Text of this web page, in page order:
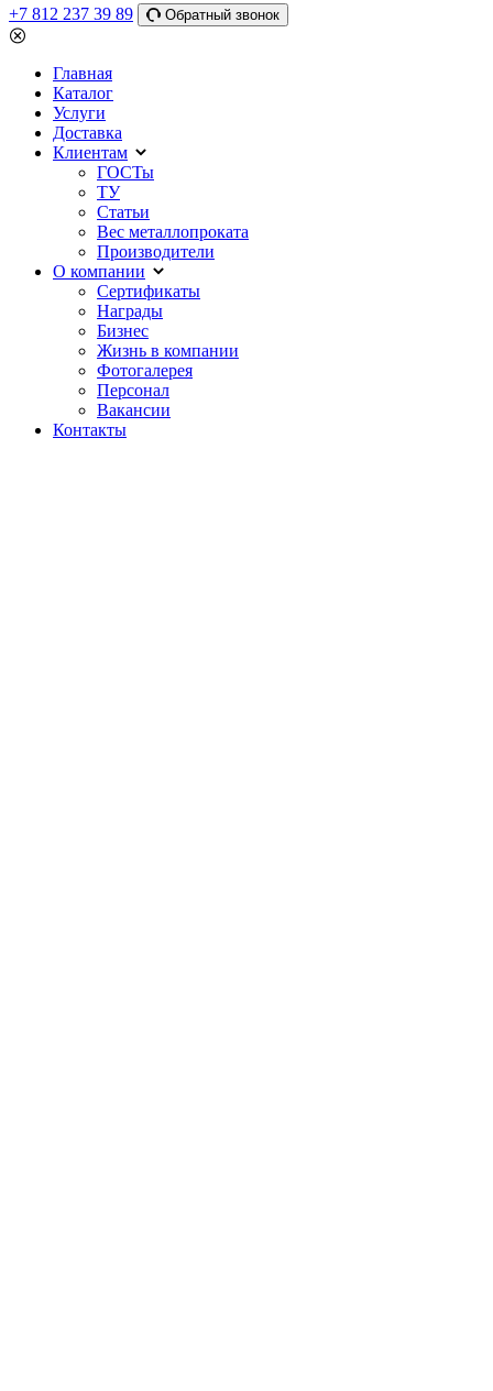
+7 812 237 39 89 Обратный звонок
Главная
Каталог
Услуги
Доставка
Клиентам
ГОСТы
ТУ
Статьи
Вес металлопроката
Производители
О компании
Сертификаты
Награды
Бизнес
Жизнь в компании
Фотогалерея
Персонал
Вакансии
Контакты